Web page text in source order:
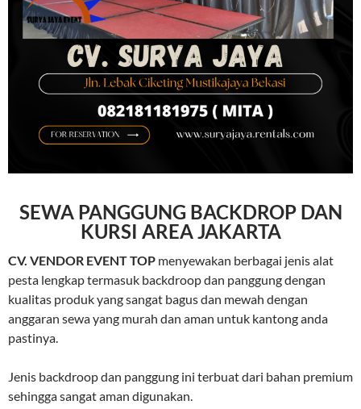
SEWA PANGGUNG BACKDROP DAN
KURSI AREA JAKARTA
CV. VENDOR EVENT TOP menyewakan berbagai jenis alat
pesta lengkap termasuk backdroop dan panggung dengan
kualitas produk yang sangat bagus dan mewah dengan
anggaran sewa yang murah dan aman untuk kantong anda
pastinya.
Jenis backdroop dan panggung ini terbuat dari bahan premium
sehingga sangat aman digunakan.